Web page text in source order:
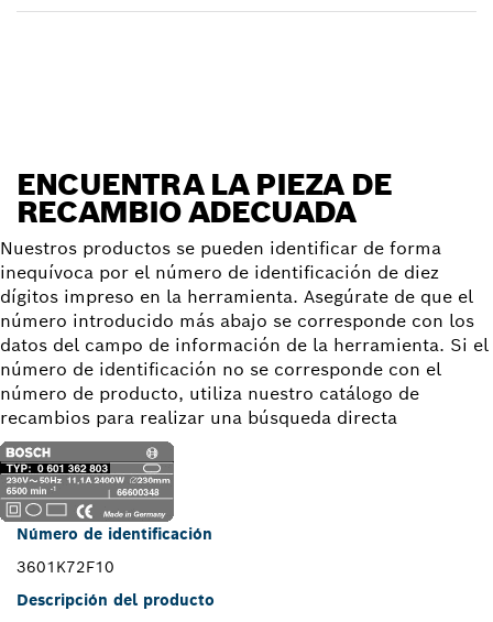
ENCUENTRA LA PIEZA DE
RECAMBIO ADECUADA
Nuestros productos se pueden identificar de forma
inequívoca por el número de identificación de diez
dígitos impreso en la herramienta. Asegúrate de que el
número introducido más abajo se corresponde con los
datos del campo de información de la herramienta. Si el
número de identificación no se corresponde con el
número de producto, utiliza nuestro catálogo de
recambios para realizar una búsqueda directa
Número de identificación
3601K72F10
Descripción del producto